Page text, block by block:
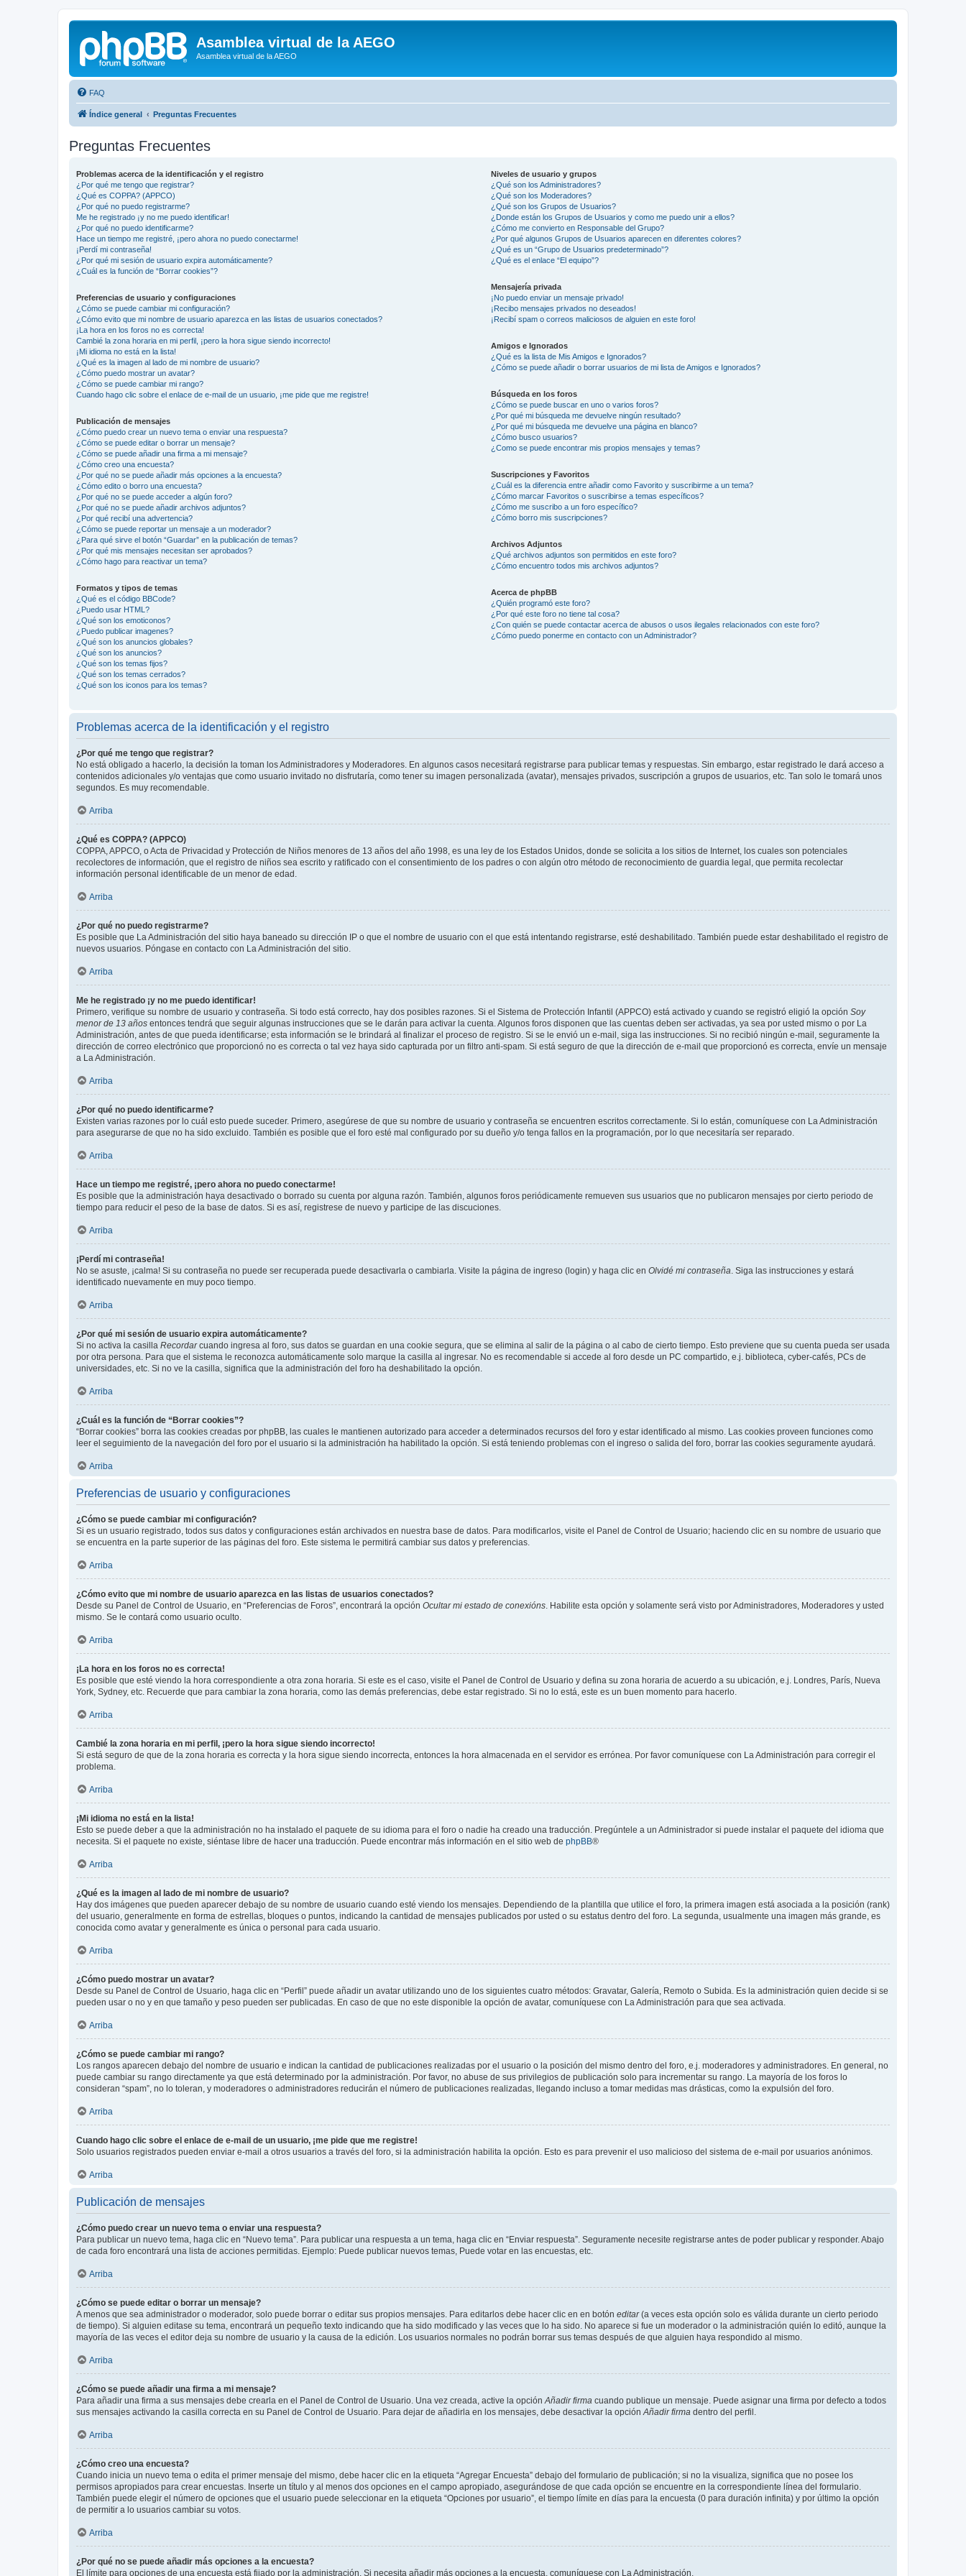
Asamblea virtual de la AEGO
Asamblea virtual de la AEGO
FAQ
Índice general Preguntas Frecuentes
Preguntas Frecuentes
Problemas acerca de la identificación y el registro
¿Por qué me tengo que registrar?
¿Qué es COPPA? (APPCO)
¿Por qué no puedo registrarme?
Me he registrado ¡y no me puedo identificar!
¿Por qué no puedo identificarme?
Hace un tiempo me registré, ¡pero ahora no puedo conectarme!
¡Perdí mi contraseña!
¿Por qué mi sesión de usuario expira automáticamente?
¿Cuál es la función de “Borrar cookies”?
Preferencias de usuario y configuraciones
¿Cómo se puede cambiar mi configuración?
¿Cómo evito que mi nombre de usuario aparezca en las listas de usuarios conectados?
¡La hora en los foros no es correcta!
Cambié la zona horaria en mi perfil, ¡pero la hora sigue siendo incorrecto!
¡Mi idioma no está en la lista!
¿Qué es la imagen al lado de mi nombre de usuario?
¿Cómo puedo mostrar un avatar?
¿Cómo se puede cambiar mi rango?
Cuando hago clic sobre el enlace de e-mail de un usuario, ¡me pide que me registre!
Publicación de mensajes
¿Cómo puedo crear un nuevo tema o enviar una respuesta?
¿Cómo se puede editar o borrar un mensaje?
¿Cómo se puede añadir una firma a mi mensaje?
¿Cómo creo una encuesta?
¿Por qué no se puede añadir más opciones a la encuesta?
¿Cómo edito o borro una encuesta?
¿Por qué no se puede acceder a algún foro?
¿Por qué no se puede añadir archivos adjuntos?
¿Por qué recibí una advertencia?
¿Cómo se puede reportar un mensaje a un moderador?
¿Para qué sirve el botón “Guardar” en la publicación de temas?
¿Por qué mis mensajes necesitan ser aprobados?
¿Cómo hago para reactivar un tema?
Formatos y tipos de temas
¿Qué es el código BBCode?
¿Puedo usar HTML?
¿Qué son los emoticonos?
¿Puedo publicar imagenes?
¿Qué son los anuncios globales?
¿Qué son los anuncios?
¿Qué son los temas fijos?
¿Qué son los temas cerrados?
¿Qué son los iconos para los temas?
Niveles de usuario y grupos
¿Qué son los Administradores?
¿Qué son los Moderadores?
¿Qué son los Grupos de Usuarios?
¿Donde están los Grupos de Usuarios y como me puedo unir a ellos?
¿Cómo me convierto en Responsable del Grupo?
¿Por qué algunos Grupos de Usuarios aparecen en diferentes colores?
¿Qué es un “Grupo de Usuarios predeterminado”?
¿Qué es el enlace “El equipo”?
Mensajería privada
¡No puedo enviar un mensaje privado!
¡Recibo mensajes privados no deseados!
¡Recibí spam o correos maliciosos de alguien en este foro!
Amigos e Ignorados
¿Qué es la lista de Mis Amigos e Ignorados?
¿Cómo se puede añadir o borrar usuarios de mi lista de Amigos e Ignorados?
Búsqueda en los foros
¿Cómo se puede buscar en uno o varios foros?
¿Por qué mi búsqueda me devuelve ningún resultado?
¿Por qué mi búsqueda me devuelve una página en blanco?
¿Cómo busco usuarios?
¿Como se puede encontrar mis propios mensajes y temas?
Suscripciones y Favoritos
¿Cuál es la diferencia entre añadir como Favorito y suscribirme a un tema?
¿Cómo marcar Favoritos o suscribirse a temas específicos?
¿Cómo me suscribo a un foro específico?
¿Cómo borro mis suscripciones?
Archivos Adjuntos
¿Qué archivos adjuntos son permitidos en este foro?
¿Cómo encuentro todos mis archivos adjuntos?
Acerca de phpBB
¿Quién programó este foro?
¿Por qué este foro no tiene tal cosa?
¿Con quién se puede contactar acerca de abusos o usos ilegales relacionados con este foro?
¿Cómo puedo ponerme en contacto con un Administrador?
Problemas acerca de la identificación y el registro
¿Por qué me tengo que registrar?
No está obligado a hacerlo, la decisión la toman los Administradores y Moderadores. En algunos casos necesitará registrarse para publicar temas y respuestas. Sin embargo, estar registrado le dará acceso a
contenidos adicionales y/o ventajas que como usuario invitado no disfrutaría, como tener su imagen personalizada (avatar), mensajes privados, suscripción a grupos de usuarios, etc. Tan solo le tomará unos
segundos. Es muy recomendable.
Arriba
¿Qué es COPPA? (APPCO)
COPPA, APPCO, o Acta de Privacidad y Protección de Niños menores de 13 años del año 1998, es una ley de los Estados Unidos, donde se solicita a los sitios de Internet, los cuales son potenciales
recolectores de información, que el registro de niños sea escrito y ratificado con el consentimiento de los padres o con algún otro método de reconocimiento de guardia legal, que permita recolectar
información personal identificable de un menor de edad.
Arriba
¿Por qué no puedo registrarme?
Es posible que La Administración del sitio haya baneado su dirección IP o que el nombre de usuario con el que está intentando registrarse, esté deshabilitado. También puede estar deshabilitado el registro de
nuevos usuarios. Póngase en contacto con La Administración del sitio.
Arriba
Me he registrado ¡y no me puedo identificar!
Primero, verifique su nombre de usuario y contraseña. Si todo está correcto, hay dos posibles razones. Si el Sistema de Protección Infantil (APPCO) está activado y cuando se registró eligió la opción Soy
menor de 13 años entonces tendrá que seguir algunas instrucciones que se le darán para activar la cuenta. Algunos foros disponen que las cuentas deben ser activadas, ya sea por usted mismo o por La
Administración, antes de que pueda identificarse; esta información se le brindará al finalizar el proceso de registro. Si se le envió un e-mail, siga las instrucciones. Si no recibió ningún e-mail, seguramente la
dirección de correo electrónico que proporcionó no es correcta o tal vez haya sido capturada por un filtro anti-spam. Si está seguro de que la dirección de e-mail que proporcionó es correcta, envíe un mensaje
a La Administración.
Arriba
¿Por qué no puedo identificarme?
Existen varias razones por lo cuál esto puede suceder. Primero, asegúrese de que su nombre de usuario y contraseña se encuentren escritos correctamente. Si lo están, comuníquese con La Administración
para asegurarse de que no ha sido excluido. También es posible que el foro esté mal configurado por su dueño y/o tenga fallos en la programación, por lo que necesitaría ser reparado.
Arriba
Hace un tiempo me registré, ¡pero ahora no puedo conectarme!
Es posible que la administración haya desactivado o borrado su cuenta por alguna razón. También, algunos foros periódicamente remueven sus usuarios que no publicaron mensajes por cierto periodo de
tiempo para reducir el peso de la base de datos. Si es así, registrese de nuevo y participe de las discuciones.
Arriba
¡Perdí mi contraseña!
No se asuste, ¡calma! Si su contraseña no puede ser recuperada puede desactivarla o cambiarla. Visite la página de ingreso (login) y haga clic en Olvidé mi contraseña . Siga las instrucciones y estará
identificado nuevamente en muy poco tiempo.
Arriba
¿Por qué mi sesión de usuario expira automáticamente?
Si no activa la casilla Recordarcuando ingresa al foro, sus datos se guardan en una cookie segura, que se elimina al salir de la página o al cabo de cierto tiempo. Esto previene que su cuenta pueda ser usada
por otra persona. Para que el sistema le reconozca automáticamente solo marque la casilla al ingresar. No es recomendable si accede al foro desde un PC compartido, e.j. biblioteca, cyber-cafés, PCs de
universidades, etc. Si no ve la casilla, significa que la administración del foro ha deshabilitado la opción.
Arriba
¿Cuál es la función de “Borrar cookies”?
“Borrar cookies” borra las cookies creadas por phpBB, las cuales le mantienen autorizado para acceder a determinados recursos del foro y estar identificado al mismo. Las cookies proveen funciones como
leer el seguimiento de la navegación del foro por el usuario si la administración ha habilitado la opción. Si está teniendo problemas con el ingreso o salida del foro, borrar las cookies seguramente ayudará.
Arriba
Preferencias de usuario y configuraciones
¿Cómo se puede cambiar mi configuración?
Si es un usuario registrado, todos sus datos y configuraciones están archivados en nuestra base de datos. Para modificarlos, visite el Panel de Control de Usuario; haciendo clic en su nombre de usuario que
se encuentra en la parte superior de las páginas del foro. Este sistema le permitirá cambiar sus datos y preferencias.
Arriba
¿Cómo evito que mi nombre de usuario aparezca en las listas de usuarios conectados?
Desde su Panel de Control de Usuario, en “Preferencias de Foros”, encontrará la opción Ocultar mi estado de conexións . Habilite esta opción y solamente será visto por Administradores, Moderadores y usted
mismo. Se le contará como usuario oculto.
Arriba
¡La hora en los foros no es correcta!
Es posible que esté viendo la hora correspondiente a otra zona horaria. Si este es el caso, visite el Panel de Control de Usuario y defina su zona horaria de acuerdo a su ubicación, e.j. Londres, París, Nueva
York, Sydney, etc. Recuerde que para cambiar la zona horaria, como las demás preferencias, debe estar registrado. Si no lo está, este es un buen momento para hacerlo.
Arriba
Cambié la zona horaria en mi perfil, ¡pero la hora sigue siendo incorrecto!
Si está seguro de que de la zona horaria es correcta y la hora sigue siendo incorrecta, entonces la hora almacenada en el servidor es errónea. Por favor comuníquese con La Administración para corregir el
problema.
Arriba
¡Mi idioma no está en la lista!
Esto se puede deber a que la administración no ha instalado el paquete de su idioma para el foro o nadie ha creado una traducción. Pregúntele a un Administrador si puede instalar el paquete del idioma que
necesita. Si el paquete no existe, siéntase libre de hacer una traducción. Puede encontrar más información en el sitio web de phpBB®
Arriba
¿Qué es la imagen al lado de mi nombre de usuario?
Hay dos imágenes que pueden aparecer debajo de su nombre de usuario cuando esté viendo los mensajes. Dependiendo de la plantilla que utilice el foro, la primera imagen está asociada a la posición (rank)
del usuario, generalmente en forma de estrellas, bloques o puntos, indicando la cantidad de mensajes publicados por usted o su estatus dentro del foro. La segunda, usualmente una imagen más grande, es
conocida como avatar y generalmente es única o personal para cada usuario.
Arriba
¿Cómo puedo mostrar un avatar?
Desde su Panel de Control de Usuario, haga clic en “Perfil” puede añadir un avatar utilizando uno de los siguientes cuatro métodos: Gravatar, Galería, Remoto o Subida. Es la administración quien decide si se
pueden usar o no y en que tamaño y peso pueden ser publicadas. En caso de que no este disponible la opción de avatar, comuníquese con La Administración para que sea activada.
Arriba
¿Cómo se puede cambiar mi rango?
Los rangos aparecen debajo del nombre de usuario e indican la cantidad de publicaciones realizadas por el usuario o la posición del mismo dentro del foro, e.j. moderadores y administradores. En general, no
puede cambiar su rango directamente ya que está determinado por la administración. Por favor, no abuse de sus privilegios de publicación solo para incrementar su rango. La mayoría de los foros lo
consideran “spam”, no lo toleran, y moderadores o administradores reducirán el número de publicaciones realizadas, llegando incluso a tomar medidas mas drásticas, como la expulsión del foro.
Arriba
Cuando hago clic sobre el enlace de e-mail de un usuario, ¡me pide que me registre!
Solo usuarios registrados pueden enviar e-mail a otros usuarios a través del foro, si la administración habilita la opción. Esto es para prevenir el uso malicioso del sistema de e-mail por usuarios anónimos.
Arriba
Publicación de mensajes
¿Cómo puedo crear un nuevo tema o enviar una respuesta?
Para publicar un nuevo tema, haga clic en “Nuevo tema”. Para publicar una respuesta a un tema, haga clic en “Enviar respuesta”. Seguramente necesite registrarse antes de poder publicar y responder. Abajo
de cada foro encontrará una lista de acciones permitidas. Ejemplo: Puede publicar nuevos temas, Puede votar en las encuestas, etc.
Arriba
¿Cómo se puede editar o borrar un mensaje?
A menos que sea administrador o moderador, solo puede borrar o editar sus propios mensajes. Para editarlos debe hacer clic en en botón editar(a veces esta opción solo es válida durante un cierto periodo
de tiempo). Si alguien editase su tema, encontrará un pequeño texto indicando que ha sido modificado y las veces que lo ha sido. No aparece si fue un moderador o la administración quién lo editó, aunque la
mayoría de las veces el editor deja su nombre de usuario y la causa de la edición. Los usuarios normales no podrán borrar sus temas después de que alguien haya respondido al mismo.
Arriba
¿Cómo se puede añadir una firma a mi mensaje?
Para añadir una firma a sus mensajes debe crearla en el Panel de Control de Usuario. Una vez creada, active la opción Añadir firma cuando publique un mensaje. Puede asignar una firma por defecto a todos
sus mensajes activando la casilla correcta en su Panel de Control de Usuario. Para dejar de añadirla en los mensajes, debe desactivar la opción Añadir firma dentro del perfil.
Arriba
¿Cómo creo una encuesta?
Cuando inicia un nuevo tema o edita el primer mensaje del mismo, debe hacer clic en la etiqueta “Agregar Encuesta” debajo del formulario de publicación; si no la visualiza, significa que no posee los
permisos apropiados para crear encuestas. Inserte un título y al menos dos opciones en el campo apropiado, asegurándose de que cada opción se encuentre en la correspondiente línea del formulario.
También puede elegir el número de opciones que el usuario puede seleccionar en la etiqueta “Opciones por usuario”, el tiempo límite en días para la encuesta (0 para duración infinita) y por último la opción
de permitir a lo usuarios cambiar su votos.
Arriba
¿Por qué no se puede añadir más opciones a la encuesta?
El límite para opciones de una encuesta está fijado por la administración. Si necesita añadir más opciones a la encuesta, comuníquese con La Administración.